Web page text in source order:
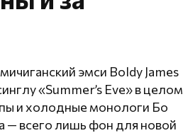
эмси Boldy James
«Summer’s Eve» в целом
и холодные монологи Бо
— всего лишь фон для новой